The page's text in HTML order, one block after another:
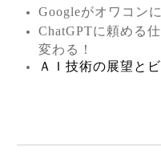
Googleがオワコン
ChatGPTに頼める
変わる！
ＡＩ技術の展望と